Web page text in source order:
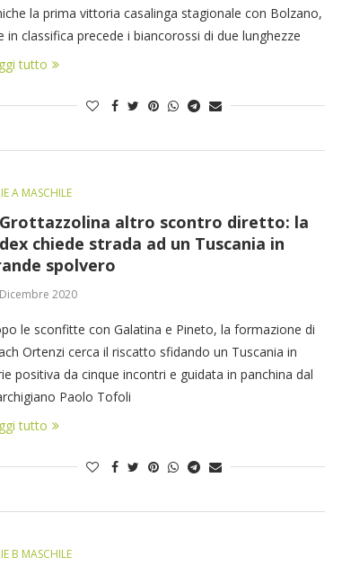
la prima vittoria casalinga stagionale con Bolzano,
in classifica precede i biancorossi di due lunghezze
tutto
A MASCHILE
altro scontro diretto: la
chiede strada ad un Tuscania in
spolvero
2020
le sconfitte con Galatina e Pineto, la formazione di
Ortenzi cerca il riscatto sfidando un Tuscania in
positiva da cinque incontri e guidata in panchina dal
Paolo Tofoli
tutto
B MASCHILE